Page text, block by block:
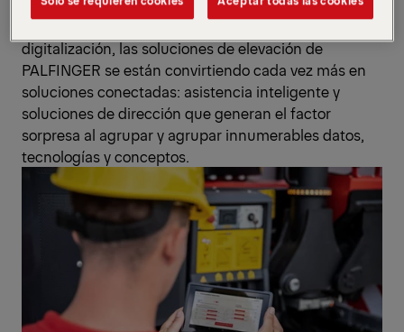
Esto demuestra cómo, en el curso de la
digitalización, las soluciones de elevación de
PALFINGER se están convirtiendo cada vez más en
soluciones conectadas: asistencia inteligente y
soluciones de dirección que generan el factor
sorpresa al agrupar y agrupar innumerables datos,
tecnologías y conceptos.